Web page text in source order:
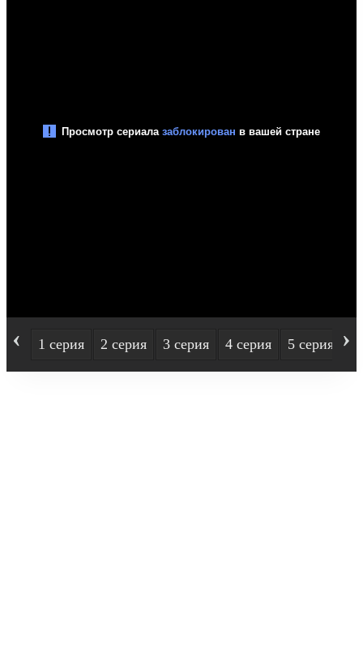
‹ 1 серия 2 серия 3 серия 4 серия 5 серия ›